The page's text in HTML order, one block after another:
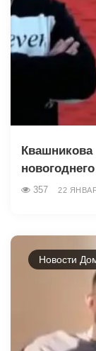
Квашникова
357 22
Новости